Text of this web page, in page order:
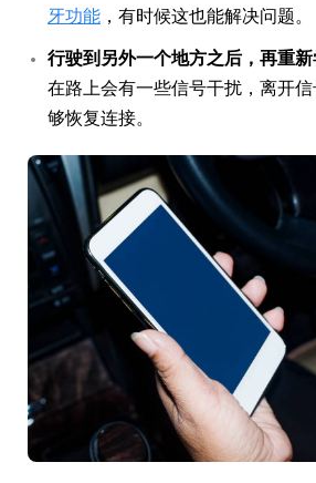
牙功能 ，有时候这也能解决问题。
行驶到另外一个地方之后，再重新
在路上会有一些信号干扰，离开
够恢复连接。